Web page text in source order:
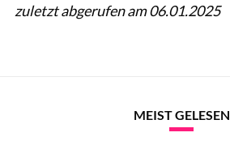
zuletzt abgerufen am 06.01.2025
MEIST GELESEN